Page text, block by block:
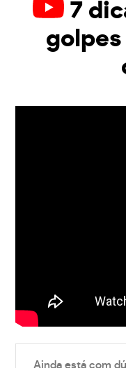
7
Ainda está com